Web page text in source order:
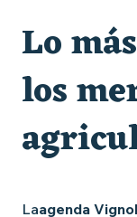
Lo
los
Laagenda